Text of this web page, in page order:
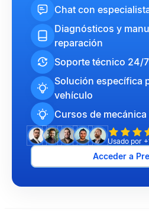
Chat con
Diagnósticos y
reparación
Soporte técnico 24/7
Solución específica
vehículo
Cursos de
Usado por
Acceder a